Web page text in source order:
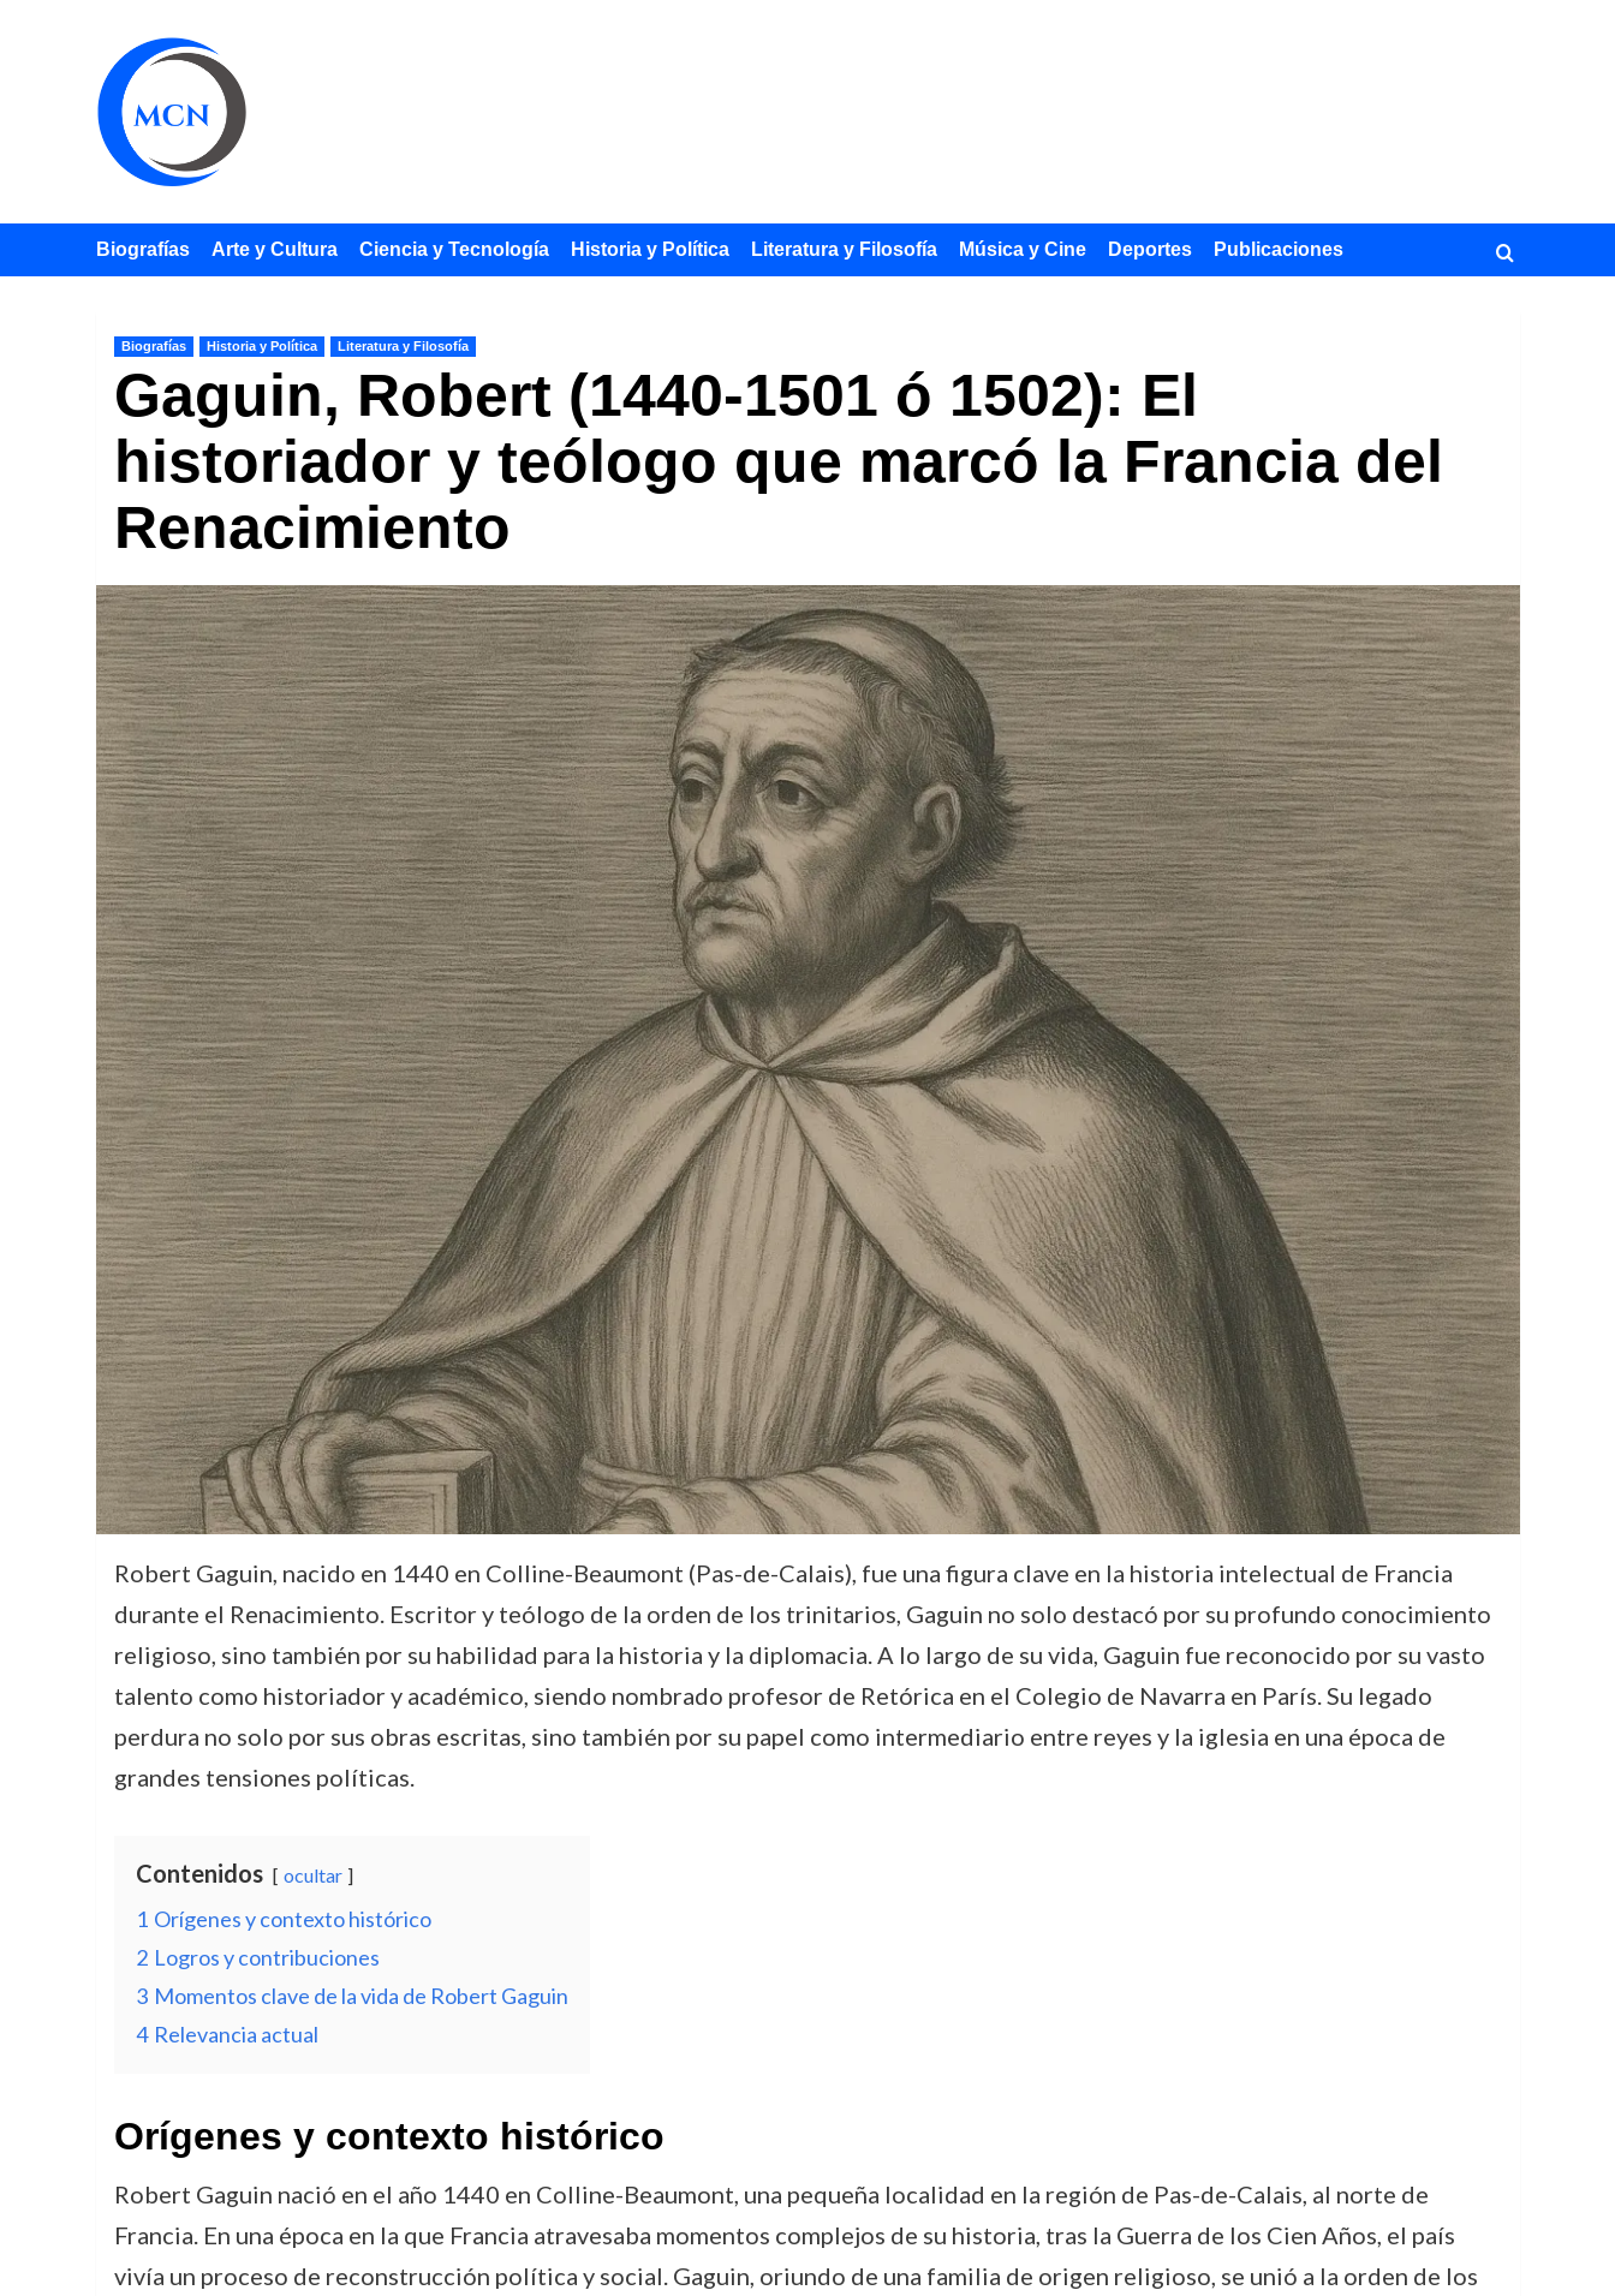
Biografías Arte y Cultura Ciencia y Tecnología Historia y Política Literatura y Filosofía Música y Cine Deportes Publicaciones
Biografías Historia y Política Literatura y Filosofía
Gaguin, Robert (1440-1501 ó 1502): El
historiador y teólogo que marcó la Francia del
Renacimiento
Robert Gaguin, nacido en 1440 en Colline-Beaumont (Pas-de-Calais), fue una figura clave en la historia intelectual de Francia
durante el Renacimiento. Escritor y teólogo de la orden de los trinitarios, Gaguin no solo destacó por su profundo conocimiento
religioso, sino también por su habilidad para la historia y la diplomacia. A lo largo de su vida, Gaguin fue reconocido por su vasto
talento como historiador y académico, siendo nombrado profesor de Retórica en el Colegio de Navarra en París. Su legado
perdura no solo por sus obras escritas, sino también por su papel como intermediario entre reyes y la iglesia en una época de
grandes tensiones políticas.
Contenidos ocultar
1 Orígenes y contexto histórico
2 Logros y contribuciones
3 Momentos clave de la vida de Robert Gaguin
4 Relevancia actual
Orígenes y contexto histórico
Robert Gaguin nació en el año 1440 en Colline-Beaumont, una pequeña localidad en la región de Pas-de-Calais, al norte de
Francia. En una época en la que Francia atravesaba momentos complejos de su historia, tras la Guerra de los Cien Años, el país
vivía un proceso de reconstrucción política y social. Gaguin, oriundo de una familia de origen religioso, se unió a la orden de los